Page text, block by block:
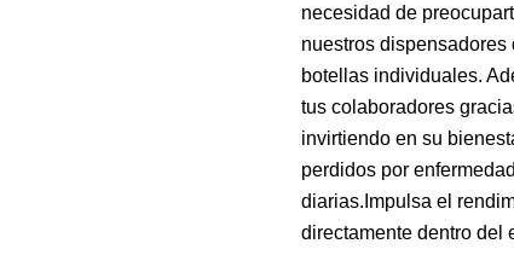
necesidad de
nuestros
botellas individuales.
tus colaboradores
invirtiendo en su
perdidos por
diarias.Impulsa el
directamente dentro del